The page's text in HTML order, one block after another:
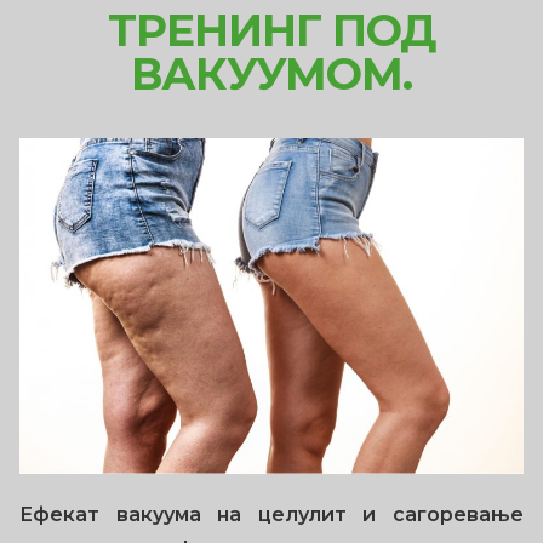
ТРЕНИНГ ПОД
ВАКУУМОМ.
Ефекат вакуума на целулит и сагоревање